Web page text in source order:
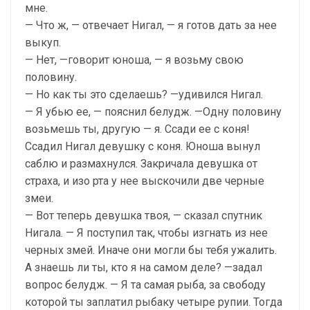
мне.
— Что ж, — отвечает Нигал, — я готов дать за нее
выкуп.
— Нет, —говорит юноша, — я возьму свою
половину.
— Но как ты это сделаешь? —удивился Нигал.
— Я убью ее, — пояснил белудж. —Одну половину
возьмешь ты, другую — я. Ссади ее с коня!
Ссадил Нигал девушку с коня. Юноша вынул
саблю и размахнулся. Закричала девушка от
страха, и изо рта у нее выскочили две черные
змеи.
— Вот теперь девушка твоя, — сказал спутник
Нигала. — Я поступил так, чтобы изгнать из нее
черных змей. Иначе они могли бы тебя ужалить.
А знаешь ли ты, кто я на самом деле? —задал
вопрос белудж. — Я та самая рыба, за свободу
которой ты заплатил рыбаку четыре рупии. Тогда